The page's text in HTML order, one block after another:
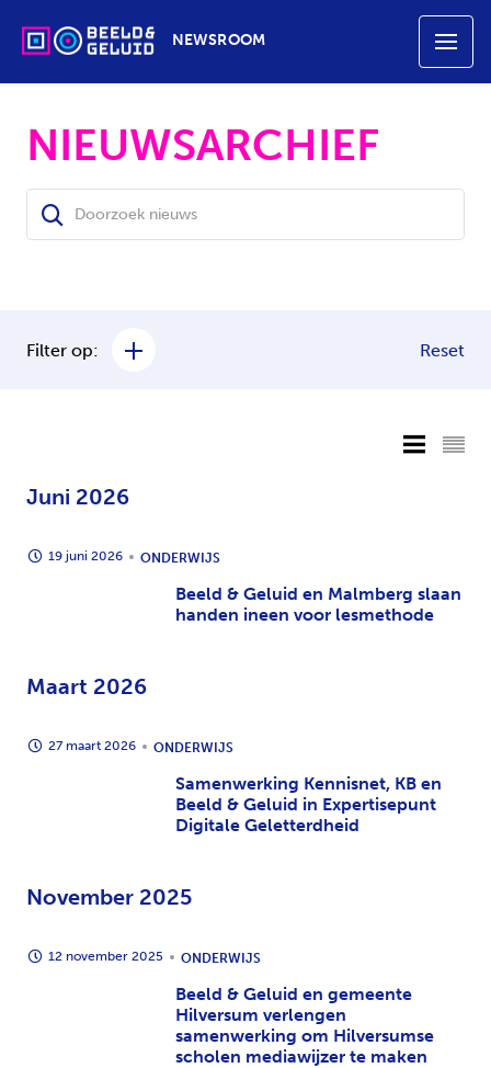
NEWSROOM
NIEUWSARCHIEF
Filter op: Reset
Juni 2026
19 juni 2026 ONDERWIJS
Beeld & Geluid en Malmberg slaan
handen ineen voor lesmethode
Maart 2026
27 maart 2026 ONDERWIJS
Samenwerking Kennisnet, KB en
Beeld & Geluid in Expertisepunt
Digitale Geletterdheid
November 2025
12 november 2025 ONDERWIJS
Beeld & Geluid en gemeente
Hilversum verlengen
samenwerking om Hilversumse
scholen mediawijzer te maken